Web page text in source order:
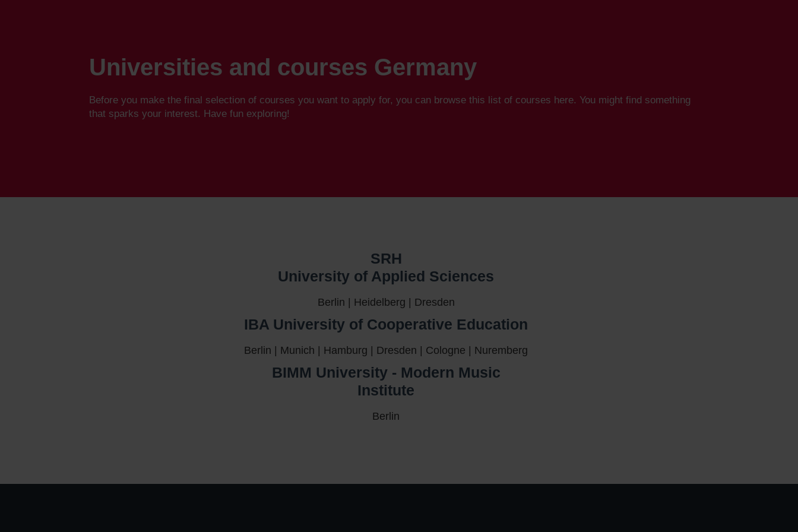
Universities and courses Germany
Before you make the final selection of courses you want to apply for, you can browse this list of courses here. You might find something
that sparks your interest. Have fun exploring!
SRH
University of Applied Sciences​
Berlin | Heidelberg | Dresden
IBA University of Cooperative Education​
Berlin | Munich | Hamburg | Dresden | Cologne | Nuremberg
BIMM University - Modern Music
Institute
Berlin